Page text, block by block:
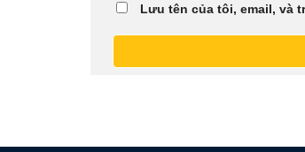
Lưu tên của tôi, email, và